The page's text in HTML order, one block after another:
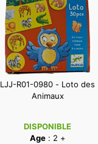
LJJ-R01-0980 - Loto des
Animaux
DISPONIBLE
Age: 2 +